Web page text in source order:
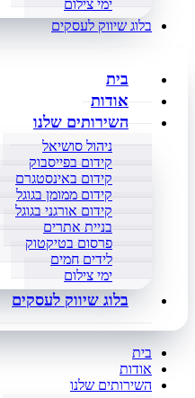
ימי צילום
בלוג שיווק לעסקים
בית
אודות
השירותים שלנו
ניהול סושיאל
קידום בפייסבוק
קידום באינסטגרם
קידום ממומן בגוגל
קידום אורגני בגוגל
בניית אתרים
פרסום בטיקטוק
לידים חמים
ימי צילום
בלוג שיווק לעסקים
בית
אודות
השירותים שלנו